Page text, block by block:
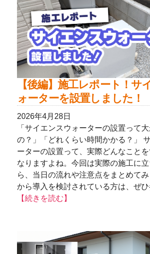
【後編】施工レポート！サ
ォーターを設置しました！
2026年4月28日
「サイエンスウォーターの設置って
の？」「どれくらい時間かかる？」
ーターの設置って、実際どんなこと
なりますよね。今回は実際の施工に
ら、当日の流れや注意点をまとめて
から導入を検討されている方は、ぜ
【続きを読む】